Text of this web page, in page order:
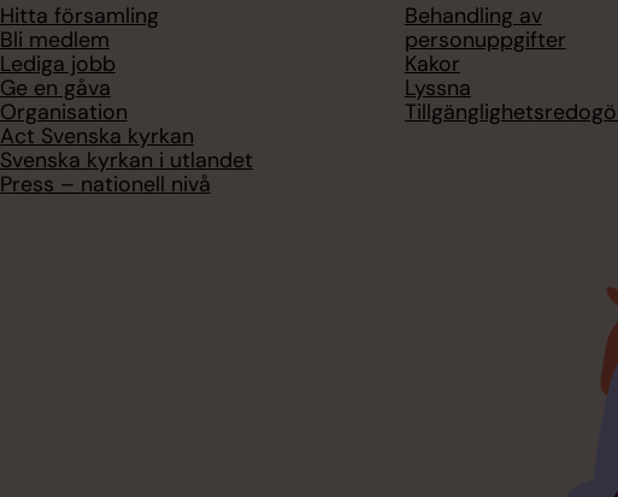
Hitta församling
Bli medlem
Lediga jobb
Ge en gåva
Organisation
Act Svenska kyrkan
Svenska kyrkan i utlandet
Press – nationell nivå
Behandling av
personuppgifter
Kakor
Lyssna